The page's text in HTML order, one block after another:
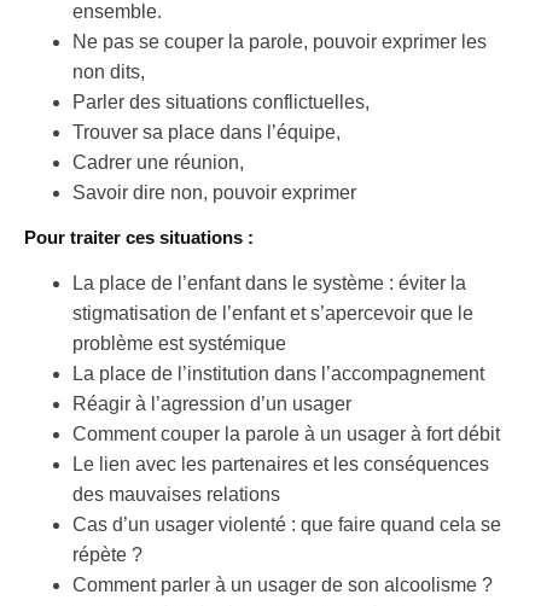
ensemble.
Ne pas se couper la parole, pouvoir exprimer les
non dits,
Parler des situations conflictuelles,
Trouver sa place dans l’équipe,
Cadrer une réunion,
Savoir dire non, pouvoir exprimer
Pour traiter ces situations :
La place de l’enfant dans le système : éviter la
stigmatisation de l’enfant et s’apercevoir que le
problème est systémique
La place de l’institution dans l’accompagnement
Réagir à l’agression d’un usager
Comment couper la parole à un usager à fort débit
Le lien avec les partenaires et les conséquences
des mauvaises relations
Cas d’un usager violenté : que faire quand cela se
répète ?
Comment parler à un usager de son alcoolisme ?